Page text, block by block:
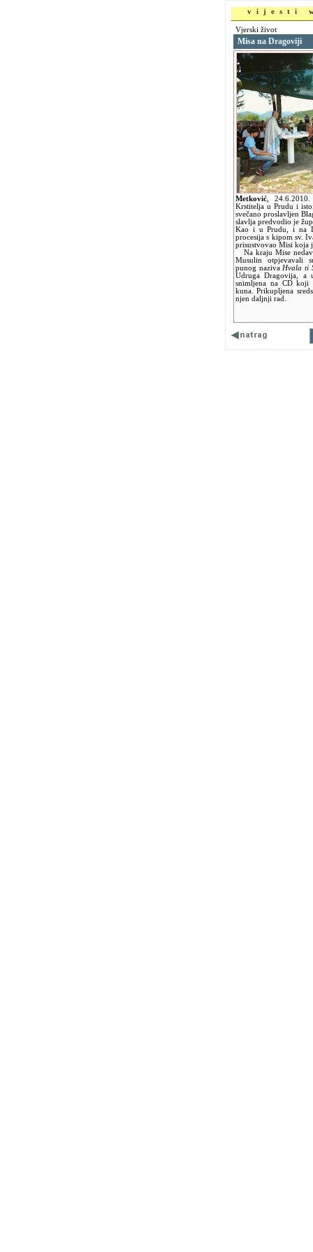
vijesti
Vjerski život
Misa na Dragoviji
Metković ,
Krstitelja u Prudu i
svečano proslavljen
slavlja predvodio je
Kao i u Prudu, i na
procesija s kipom sv.
prisustvovao Misi koja
Na kraju Mise
Musulin otpjevavali
punog naziva Hvala ti
Udruga Dragovija, a
snimljena na CD koji
kuna. Prikupljena
njen daljnji rad.